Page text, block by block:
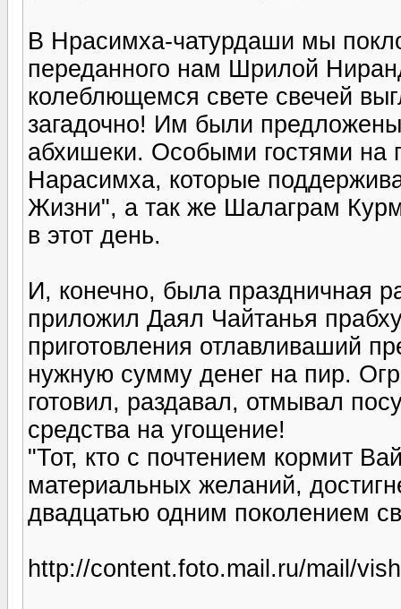
В Нрасимха-чатурдаши мы
переданного нам Шрилой
колеблющемся свете свечей
загадочно! Им были
абхишеки. Особыми гостями
Нарасимха, которые
Жизни", а так же Шалаграм
в этот день.
И, конечно, была праздничная
приложил Даял Чайтанья
приготовления отлавливаший
нужную сумму денег на пир.
готовил, раздавал, отмывал
средства на угощение!
"Тот, кто с почтением кормит
материальных желаний,
двадцатью одним поколением
http://content.foto.mail.ru/mail/